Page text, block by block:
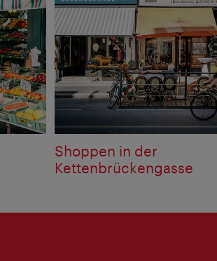
Shoppen in der
Kettenbrückengasse